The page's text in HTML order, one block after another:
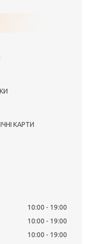
КАРТИ
10:00
19:00
10:00
19:00
10:00
19:00